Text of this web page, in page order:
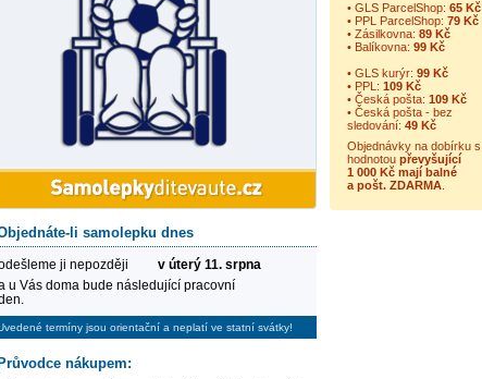
li samolepku dnes
ji nepozději
v úterý 11. srpna
u Vás doma bude následující pracovní
termíny jsou orientační a neplatí ve statní svátky!
Průvodce nákupem:
• GLS ParcelShop: 65 Kč
• PPL ParcelShop: 79 Kč
• Zásilkovna: 89 Kč
• Balíkovna: 99 Kč
• GLS kurýr: 99 Kč
• PPL: 109 Kč
• Česká pošta: 109 Kč
• Česká pošta - bez
sledování: 49 Kč
Objednávky na dobírku s
hodnotou převyšující
1 000 Kč mají balné
a pošt. ZDARMA.